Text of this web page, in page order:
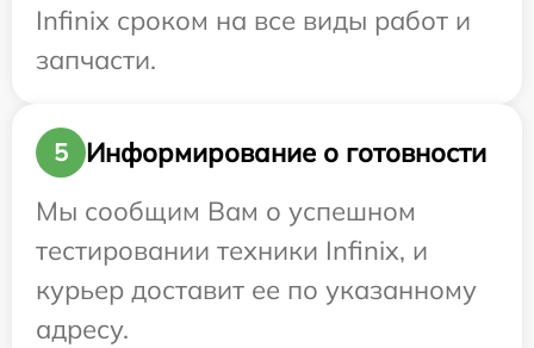
Infinix сроком на все виды работ и
запчасти.
5
Информирование о готовности
Мы сообщим Вам о успешном
тестировании техники Infinix, и
курьер доставит ее по указанному
адресу.